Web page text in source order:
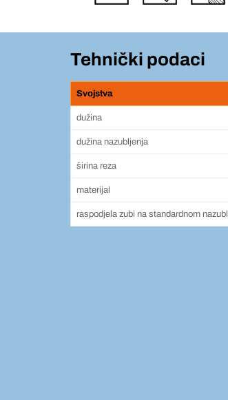
Tehnički podaci
Svojstva
dužina
dužina nazubljenja
širina reza
materijal
raspodjela zubi na standardnom